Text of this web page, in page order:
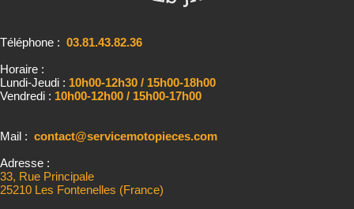
Téléphone : 03.81.43.82.36
Horaire :
Lundi-Jeudi : 10h00-12h30 / 15h00-18h00
Vendredi : 10h00-12h00 / 15h00-17h00
Mail : contact@servicemotopieces.com
Adresse :
33, Rue Principale
25210 Les Fontenelles (France)